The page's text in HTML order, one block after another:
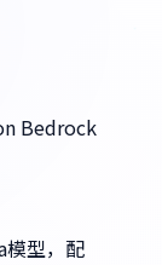
Bedrock
型，配